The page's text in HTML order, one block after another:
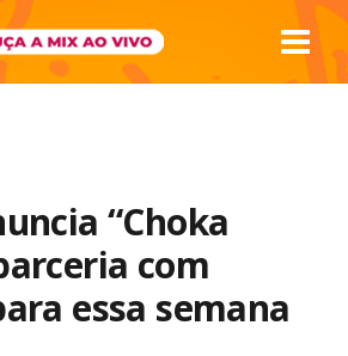
“Choka
com
essa semana